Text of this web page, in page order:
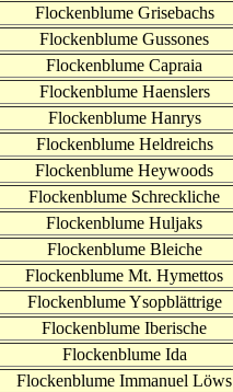
Flockenblume Grisebachs
Flockenblume Gussones
Flockenblume Capraia
Flockenblume Haenslers
Flockenblume Hanrys
Flockenblume Heldreichs
Flockenblume Heywoods
Flockenblume Schreckliche
Flockenblume Huljaks
Flockenblume Bleiche
Flockenblume Mt. Hymettos
Flockenblume Ysopblättrige
Flockenblume Iberische
Flockenblume Ida
Flockenblume Immanuel Löws